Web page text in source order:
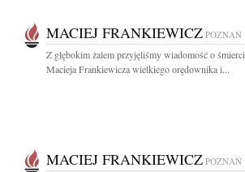
MACIEJ FRANKIEWICZ POZNAŃ
Z głębokim żalem przyjęliśmy wiadomość o śmierci
Macieja Frankiewicza wielkiego orędownika i...
MACIEJ FRANKIEWICZ POZNAŃ